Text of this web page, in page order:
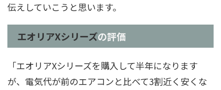
伝えしていこうと思います。
エオリアXシリーズの評価
「エオリアXシリーズを購入して半年になります
が、電気代が前のエアコンと比べて3割近く安くな